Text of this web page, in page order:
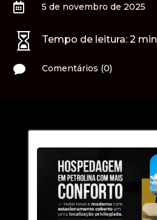
 5 de novembro de 2025
 Tempo de leitura: 2 min
 Comentários (0)